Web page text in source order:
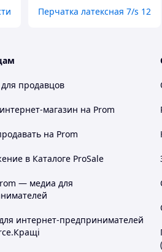
Перчатка латексная 7/s 12
продавцов
магазин на Prom
на Prom
в Каталоге ProSale
— медиа для
интернет-предпринимателей